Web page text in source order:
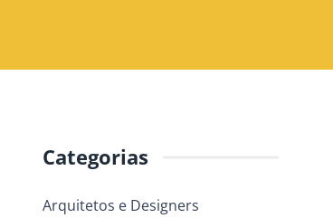
Categorias
Arquitetos e Designers